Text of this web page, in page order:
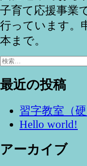
子育て応援事業
行っています。
本まで。
検
最近の投稿
習字教室（
Hello world!
アーカイブ